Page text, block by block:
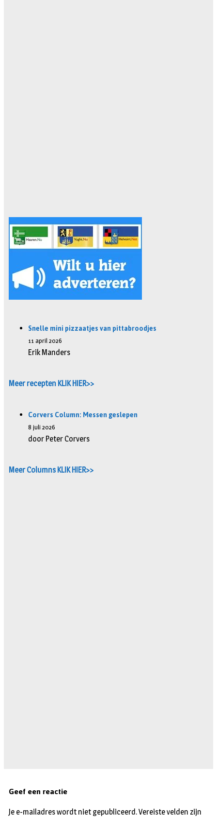
Snelle mini pizzaatjes van pittabroodjes
11 april 2026
Erik Manders
Meer recepten KLIK HIER>>
Corvers Column: Messen geslepen
8 juli 2026
door Peter Corvers
Meer Columns KLIK HIER>>
Geef een reactie
Je e-mailadres wordt niet gepubliceerd.Vereiste velden zijn